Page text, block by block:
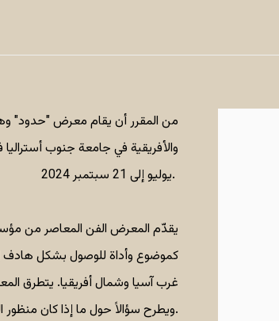
من المقرر أن يقام معرض "حدود"
يوليو إلى 21 سبتمبر 2024.
يقدّم المعرض الفن المعاصر من
كموضوع وأداة للوصول بشكل هادف
غرب آسيا وشمال أفريقيا. يتطرق
ويطرح سؤالاً حول ما إذا كان منظور الفنان هو الذي يتجاوز هذه الحدود في نهاية المطاف.